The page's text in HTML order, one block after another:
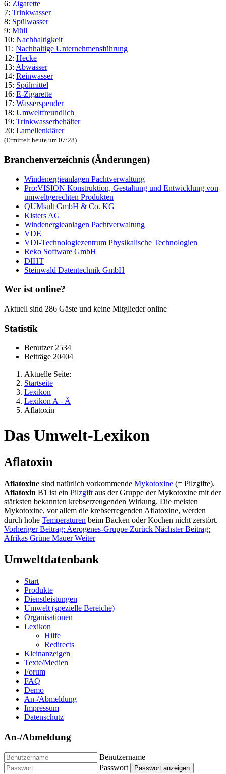
6: Zigarette
7: Trinkwasser
8: Spülwasser
9: Müll
10: Nachhaltigkeit
11: Nachhaltige Unternehmensführung
12: Hecke
13: Abwässer
14: Reinwasser
15: Spülmittel
16: E-Zigarette
17: Wasserspender
18: Umweltfreundlich
19: Trinkwasserbehälter
20: Lamellenklärer
(Ermittelt heute um 07:28)
Branchenverzeichnis (Änderungen)
Windenergieanlagen Pachtverwaltung
Pro:VISION Konstruktion, Gestaltung und Entwicklung von
umweltgerechten Produkten
QUMsult GmbH & Co. KG
Kisters AG
Windenergieanlagen Pachtverwaltung
VDE
VDI-Technologiezentrum Physikalische Technologien
Reko Software GmbH
DIHT
Steinwald Datentechnik GmbH
Wer ist online?
Aktuell sind 286 Gäste und keine Mitglieder online
Statistik
Benutzer2534
Beiträge 20404
Aktuelle Seite:
Startseite
Lexikon
Lexikon A - Ä
Aflatoxin
Das Umwelt-Lexikon
Aflatoxin
Aflatoxine sind natürlich vorkommende Mykotoxine (= Pilzgifte).
Aflatoxin B1 ist ein Pilzgift aus der Gruppe der Mykotoxine mit der
stärksten bekannten krebserzeugenden Wirkung. Die meisten
Mykotoxine, vor allem die krebserregenden Aflatoxine, werden
durch hohe Temperaturen beim Backen oder Kochen nicht zerstört.
Vorheriger Beitrag: Aerogenes-Gruppe Zurück Nächster Beitrag:
Afrikas Grüne MauerWeiter
Umweltdatenbank
Start
Produkte
Dienstleistungen
Umwelt (spezielle Bereiche)
Organisationen
Lexikon
Hilfe
Redirects
Kleinanzeigen
Texte/Medien
Forum
FAQ
Demo
An-/Abmeldung
Impressum
Datenschutz
An-/Abmeldung
Benutzername
Passwort
Passwort anzeigen